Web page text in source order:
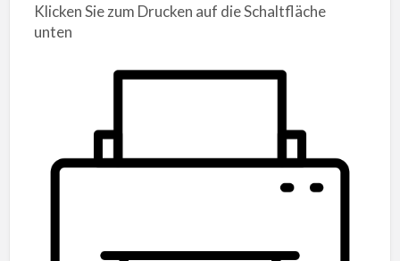
Klicken Sie zum Drucken auf die Schaltfläche
unten